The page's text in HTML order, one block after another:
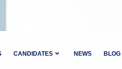
CANDIDATES NEWS BLOG